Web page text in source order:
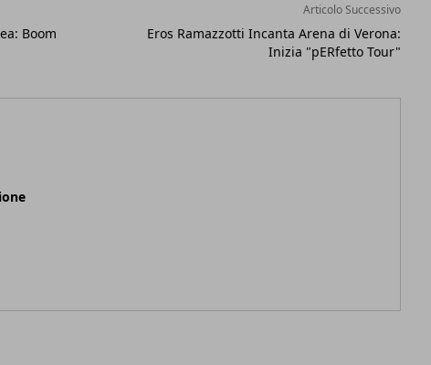
Boom
Articolo Successivo
Eros Ramazzotti Incanta Arena di Verona:
Inizia "pERfetto Tour"